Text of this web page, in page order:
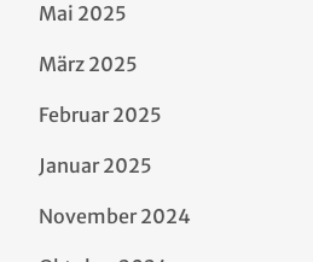
Mai 2025
März 2025
Februar 2025
Januar 2025
November 2024